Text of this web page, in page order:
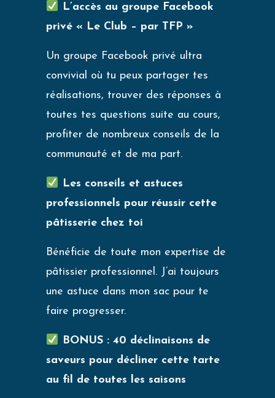
L’accès au groupe Facebook
privé « Le Club – par TFP »
Un groupe Facebook privé ultra
convivial où tu peux partager tes
réalisations, trouver des réponses à
toutes tes questions suite au cours,
profiter de nombreux conseils de la
communauté et de ma part.
Les conseils et astuces
professionnels pour réussir cette
pâtisserie chez toi
Bénéficie de toute mon expertise de
pâtissier professionnel. J’ai toujours
une astuce dans mon sac pour te
faire progresser.
BONUS : 40 déclinaisons de
saveurs pour décliner cette tarte
au fil de toutes les saisons